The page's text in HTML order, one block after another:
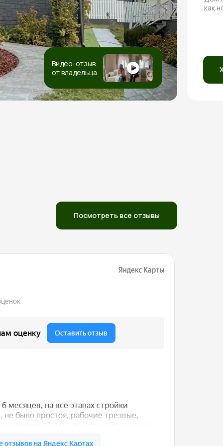
как
Видео-отзыв
от владельца
Посмотреть все отзывы